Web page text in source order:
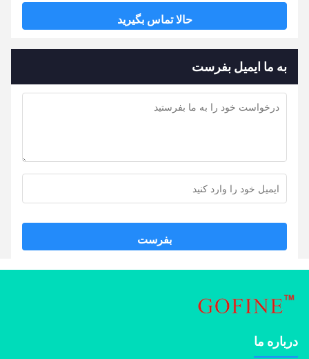
حالا تماس بگیرید
به ما ایمیل بفرست
بفرست
ما